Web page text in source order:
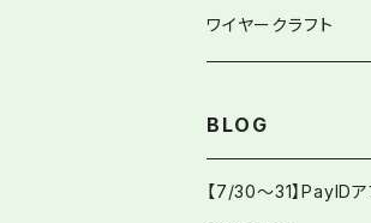
バッグチャーム兼用
ワイヤークラフト
BLOG
【7/30〜31】PayID